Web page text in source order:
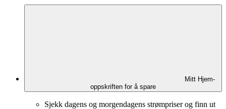
Mitt Hjem-
oppskriften for å spare
Sjekk dagens og morgendagens strømpriser og finn ut